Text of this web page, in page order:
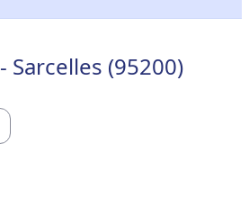
- Sarcelles (95200)